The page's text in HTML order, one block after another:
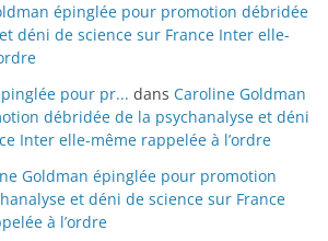
épinglée pour promotion débridée
déni de science sur France Inter elle-
pour pr... dans Caroline Goldman
débridée de la psychanalyse et déni
Inter elle-même rappelée à l’ordre
Goldman épinglée pour promotion
et déni de science sur France
à l’ordre